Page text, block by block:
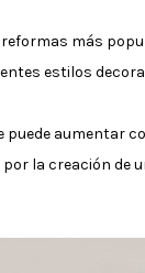
más
estilos
aumentar
la creación de